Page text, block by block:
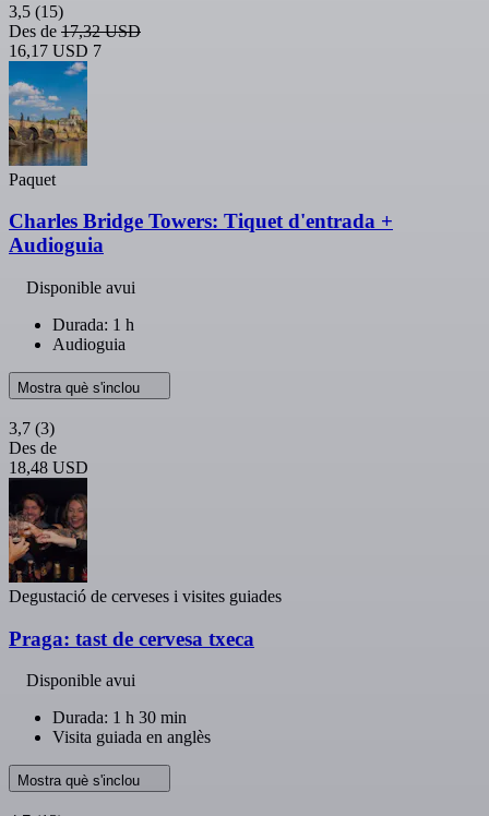
3,5 (15)
Des de 17,32 USD
16,17 USD 7
Paquet
Charles Bridge Towers: Tiquet d'entrada +
Audioguia
Disponible avui
Durada: 1 h
Audioguia
Mostra què s'inclou
3,7 (3)
Des de
18,48 USD
Degustació de cerveses i visites guiades
Praga: tast de cervesa txeca
Disponible avui
Durada: 1 h 30 min
Visita guiada en anglès
Mostra què s'inclou